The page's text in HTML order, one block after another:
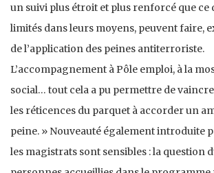
un suivi plus étroit et plus renforcé que ce
limités dans leurs moyens, peuvent faire,
de l’application des peines antiterroriste.
L’accompagnement à Pôle emploi, à la
social… tout cela a pu permettre de
les réticences du parquet à accorder un
peine. » Nouveauté également introduite
les magistrats sont sensibles : la question